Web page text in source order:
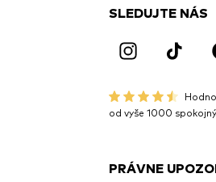
SLEDUJTE NÁS
od vyše 1000
PRÁVNE